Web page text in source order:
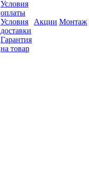
Условия
оплаты
Условия
доставки
Гарантия
на товар
Акции Монтаж